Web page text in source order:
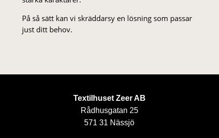
På så sätt kan vi skräddarsy en lösning som passar
just ditt behov.
Textilhuset Zeer AB
Rådhusgatan 25
571 31 Nässjö